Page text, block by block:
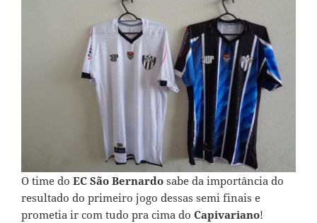
O time do EC São Bernardo sabe da importância do
resultado do primeiro jogo dessas semi finais e
prometia ir com tudo pra cima do Capivariano!